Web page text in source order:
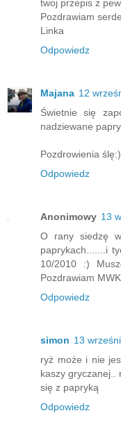
twoj przepis z
Pozdrawiam
Linka
Odpowiedz
Majana 12
Świetnie się
nadziewane
Pozdrowienia ślę:)
Odpowiedz
Anonimowy 13
O rany siedzę
paprykach.......i
10/2010 :)
Pozdrawiam MWK
Odpowiedz
simon 13
ryż może i nie
kaszy gryczanej..
się z papryką
Odpowiedz